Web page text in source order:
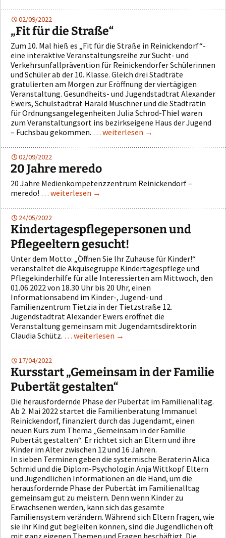
02/09/2022
„Fit für die Straße“
Zum 10. Mal hieß es „Fit für die Straße in Reinickendorf“-
eine interaktive Veranstaltungsreihe zur Sucht- und
Verkehrsunfallprävention für Reinickendorfer Schülerinnen
und Schüler ab der 10. Klasse. Gleich drei Stadträte
gratulierten am Morgen zur Eröffnung der viertägigen
Veranstaltung. Gesundheits- und Jugendstadtrat Alexander
Ewers, Schulstadtrat Harald Muschner und die Stadträtin
für Ordnungsangelegenheiten Julia Schrod-Thiel waren
zum Veranstaltungsort ins bezirkseigene Haus der Jugend
– Fuchsbau gekommen. … weiterlesen →
02/09/2022
20 Jahre meredo
20 Jahre Medienkompetenzzentrum Reinickendorf –
meredo! … weiterlesen →
24/05/2022
Kindertagespflegepersonen und
Pflegeeltern gesucht!
Unter dem Motto: „Öffnen Sie Ihr Zuhause für Kinder!“
veranstaltet die Akquisegruppe Kindertagespflege und
Pflegekinderhilfe für alle Interessierten am Mittwoch, den
01.06.2022 von 18.30 Uhr bis 20 Uhr, einen
Informationsabend im Kinder-, Jugend- und
Familienzentrum Tietzia in der Tietzstraße 12.
Jugendstadtrat Alexander Ewers eröffnet die
Veranstaltung gemeinsam mit Jugendamtsdirektorin
Claudia Schütz. … weiterlesen →
17/04/2022
Kursstart „Gemeinsam in der Familie
Pubertät gestalten“
Die herausfordernde Phase der Pubertät im Familienalltag.
Ab 2. Mai 2022 startet die Familienberatung Immanuel
Reinickendorf, finanziert durch das Jugendamt, einen
neuen Kurs zum Thema „Gemeinsam in der Familie
Pubertät gestalten“. Er richtet sich an Eltern und ihre
Kinder im Alter zwischen 12 und 16 Jahren.
In sieben Terminen geben die systemische Beraterin Alica
Schmid und die Diplom-Psychologin Anja Wittkopf Eltern
und Jugendlichen Informationen an die Hand, um die
herausfordernde Phase der Pubertät im Familienalltag
gemeinsam gut zu meistern. Denn wenn Kinder zu
Erwachsenen werden, kann sich das gesamte
Familiensystem verändern. Während sich Eltern fragen, wie
sie ihr Kind gut begleiten können, sind die Jugendlichen oft
mit ganz eigenen Themen und Fragen beschäftigt. Die